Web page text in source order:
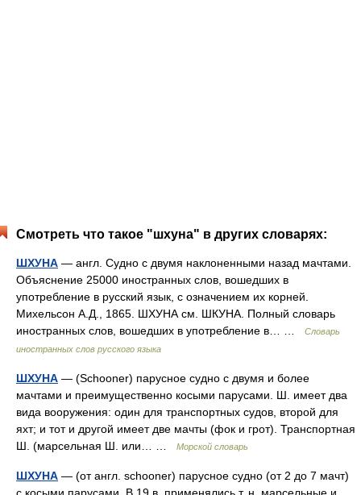
Смотреть что такое "шхуна" в других словарях:
ШХУНА — англ. Судно с двумя наклоненными назад мачтами.
Объяснение 25000 иностранных слов, вошедших в
употребление в русский язык, с означением их корней.
Михельсон А.Д., 1865. ШХУНА см. ШКУНА. Полный словарь
иностранных слов, вошедших в употребление в… …
Словарь
иностранных слов русского языка
ШХУНА — (Schooner) парусное судно с двумя и более
мачтами и преимущественно косыми парусами. Ш. имеет два
вида вооружения: один для транспортных судов, второй для
яхт; и тот и другой имеет две мачты (фок и грот). Транспортная
Ш. (марсельная Ш. или… …
Морской словарь
ШХУНА — (от англ. schooner) парусное судно (от 2 до 7 мачт)